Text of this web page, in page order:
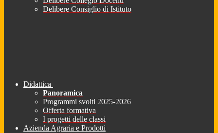
Delibere Consiglio di Istituto
Didattica
Panoramica
Programmi svolti 2025-2026
Offerta formativa
I progetti delle classi
Azienda Agraria e Prodotti